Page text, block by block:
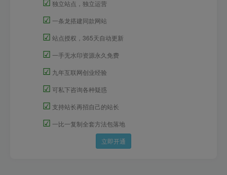
独立站点，独立运营
☑ 一条龙搭建同款网站
☑ 站点授权，365天自动更新
☑ 一手无水印资源永久免费
☑ 九年互联网创业经验
☑ 可私下咨询各种疑惑
☑ 支持站长再招自己的站长
☑ 一比一复制全套方法包落地
立即开通